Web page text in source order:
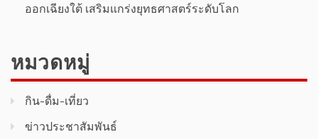
ออกเฉียงใต้ เสริมแกร่งยุทธศาสตร์ระดับโลก
หมวดหมู่
กิน-ดื่ม-เที่ยว
ข่าวประชาสัมพันธ์